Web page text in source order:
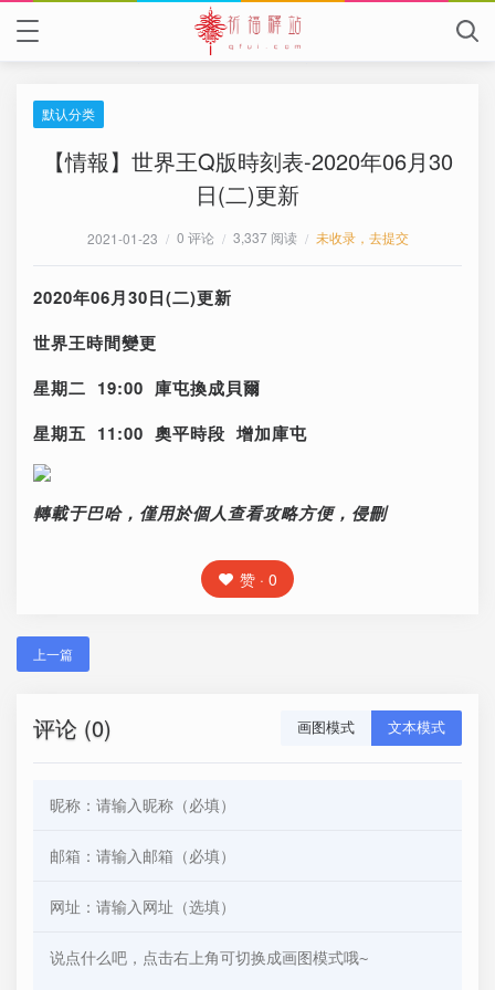
默认分类
【情報】世界王Q版時刻表-2020年06月30
日(二)更新
2021-01-23 / 0 评论 / 3,337 阅读 / 未收录，去提交
2020年06月30日(二)更新
世界王時間變更
星期二 19:00 庫屯換成貝爾
星期五 11:00 奧平時段 增加庫屯
轉載于巴哈，僅用於個人查看攻略方便，侵刪
赞 · 0
上一篇
评论 (0) 画图模式 文本模式